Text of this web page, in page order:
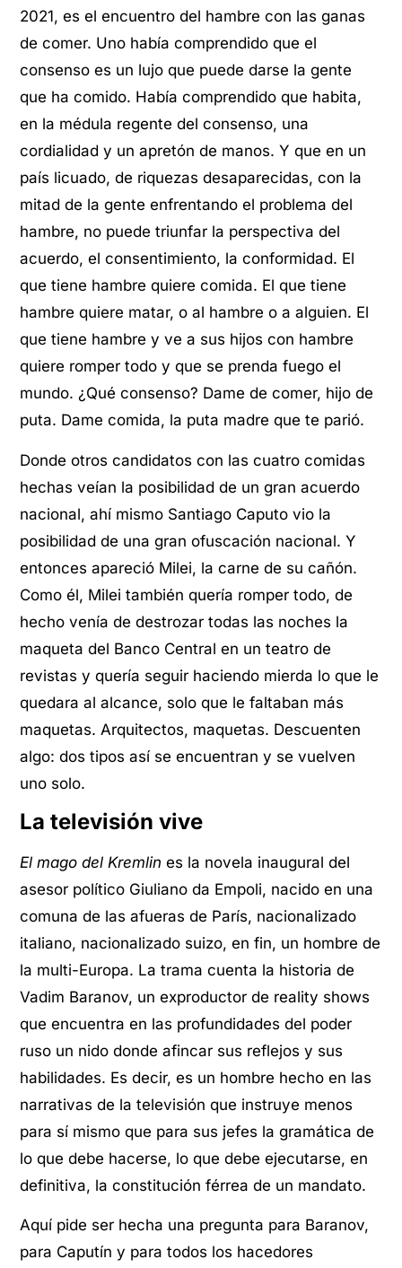
2021, es el encuentro del hambre con las ganas
de comer. Uno había comprendido que el
consenso es un lujo que puede darse la gente
que ha comido. Había comprendido que habita,
en la médula regente del consenso, una
cordialidad y un apretón de manos. Y que en un
país licuado, de riquezas desaparecidas, con la
mitad de la gente enfrentando el problema del
hambre, no puede triunfar la perspectiva del
acuerdo, el consentimiento, la conformidad. El
que tiene hambre quiere comida. El que tiene
hambre quiere matar, o al hambre o a alguien. El
que tiene hambre y ve a sus hijos con hambre
quiere romper todo y que se prenda fuego el
mundo. ¿Qué consenso? Dame de comer, hijo de
puta. Dame comida, la puta madre que te parió.
Donde otros candidatos con las cuatro comidas
hechas veían la posibilidad de un gran acuerdo
nacional, ahí mismo Santiago Caputo vio la
posibilidad de una gran ofuscación nacional. Y
entonces apareció Milei, la carne de su cañón.
Como él, Milei también quería romper todo, de
hecho venía de destrozar todas las noches la
maqueta del Banco Central en un teatro de
revistas y quería seguir haciendo mierda lo que le
quedara al alcance, solo que le faltaban más
maquetas. Arquitectos, maquetas. Descuenten
algo: dos tipos así se encuentran y se vuelven
uno solo.
La televisión vive
El mago del Kremlin es la novela inaugural del
asesor político Giuliano da Empoli, nacido en una
comuna de las afueras de París, nacionalizado
italiano, nacionalizado suizo, en fin, un hombre de
la multi-Europa. La trama cuenta la historia de
Vadim Baranov, un exproductor de reality shows
que encuentra en las profundidades del poder
ruso un nido donde afincar sus reflejos y sus
habilidades. Es decir, es un hombre hecho en las
narrativas de la televisión que instruye menos
para sí mismo que para sus jefes la gramática de
lo que debe hacerse, lo que debe ejecutarse, en
definitiva, la constitución férrea de un mandato.
Aquí pide ser hecha una pregunta para Baranov,
para Caputín y para todos los hacedores